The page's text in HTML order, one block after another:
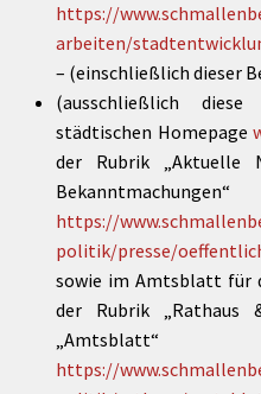
https://
arbeiten/
– (einschließlich dieser
(ausschließlich
städtischen Homepage
der Rubrik „Aktuelle
https://
politik/presse/
sowie im Amtsblatt für
der Rubrik „Rathaus
https://